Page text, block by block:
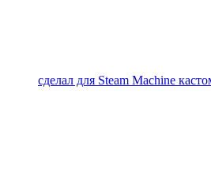
сделал для Steam Machine